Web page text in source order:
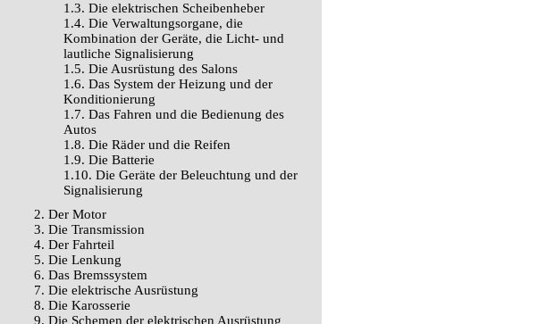
1.3. Die elektrischen Scheibenheber
1.4. Die Verwaltungsorgane, die
Kombination der Geräte, die Licht- und
lautliche Signalisierung
1.5. Die Ausrüstung des Salons
1.6. Das System der Heizung und der
Konditionierung
1.7. Das Fahren und die Bedienung des
Autos
1.8. Die Räder und die Reifen
1.9. Die Batterie
1.10. Die Geräte der Beleuchtung und der
Signalisierung
2. Der Motor
3. Die Transmission
4. Der Fahrteil
5. Die Lenkung
6. Das Bremssystem
7. Die elektrische Ausrüstung
8. Die Karosserie
9. Die Schemen der elektrischen Ausrüstung